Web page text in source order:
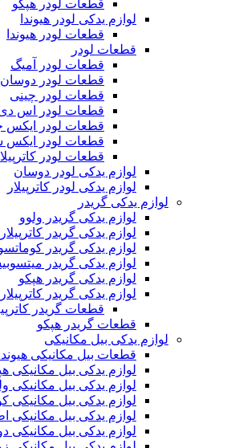
قطعات لودر هپکو
لوازم یدکی لودر هیوندا
قطعات لودر هیوندا
قطعات لودر
قطعات لودر آمیگ
قطعات لودر دوسان
قطعات لودر چینی
قطعات لودر اس دی ال جی
قطعات لودر ایکس جی ام ای
قطعات لودر ایکس سی ام جی xcmg
قطعات لودر کاترپیلار
لوازم یدکی لودر دوسان
لوازم یدکی لودر کاترپیلار
لوازم یدکی گریدر
لوازم یدکی گریدر ولوو
لوازم یدکی گریدر کاترپیلار
لوازم یدکی گریدر کوماتسو
لوازم یدکی گریدر میتسوبیشی
لوازم یدکی گریدر هپکو
لوازم یدکی گریدر کاترپیلار
قطعات گریدر کاترپیلار
قطعات گریدر هپکو
لوازم یدکی بیل مکانیکی
قطعات بیل مکانیکی هیوندا
لوازم یدکی بیل مکانیکی هپکو
لوازم یدکی بیل مکانیکی ولوو
لوازم یدکی بیل مکانیکی کوماتسو
لوازم یدکی بیل مکانیکی اطلس
لوازم یدکی بیل مکانیکی دوسان